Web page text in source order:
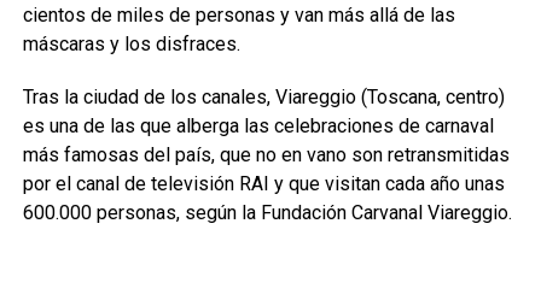
cientos de miles de personas y van más allá de las
máscaras y los disfraces.
Tras la ciudad de los canales, Viareggio (Toscana, centro)
es una de las que alberga las celebraciones de carnaval
más famosas del país, que no en vano son retransmitidas
por el canal de televisión RAI y que visitan cada año unas
600.000 personas, según la Fundación Carvanal Viareggio.